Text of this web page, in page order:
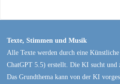
Texte, Stimmen und Musik
Alle Texte werden durch eine
ChatGPT 5.5) erstellt. Die KI sucht und
Das Grundthema kann von der KI